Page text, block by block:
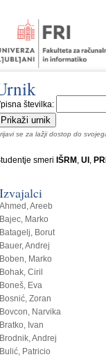
številka:
se za lažji dostop do
smeri IŠRM , UI , PRI
Izvajalci
Ahmed, Areeb
Bajec, Marko
Batagelj, Borut
Bauer, Andrej
Boben, Marko
Bohak, Ciril
Boneš, Eva
Bosnić, Zoran
Bovcon, Narvika
Bratko, Ivan
Brodnik, Andrej
Bulić, Patricio